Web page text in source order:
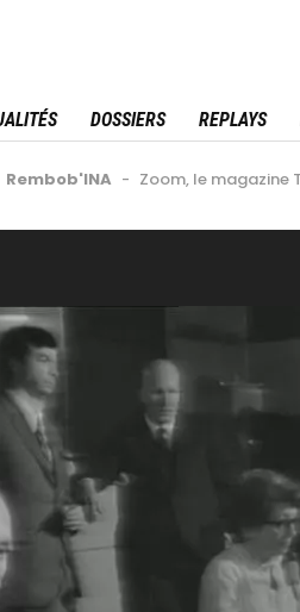
DOSSIERS REPLAYS
Rembob'INA - Zoom, le magazine